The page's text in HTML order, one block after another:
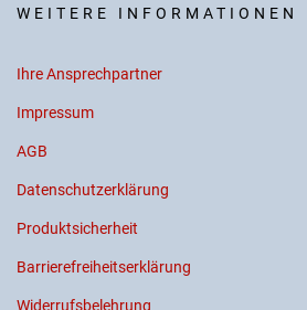
WEITERE INFORMATIONEN
Ihre Ansprechpartner
Impressum
AGB
Datenschutzerklärung
Produktsicherheit
Barrierefreiheitserklärung